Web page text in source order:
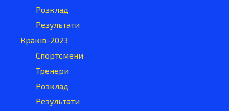
Розклад
Результати
Краків-2023
Спортсмени
Тренери
Розклад
Результати